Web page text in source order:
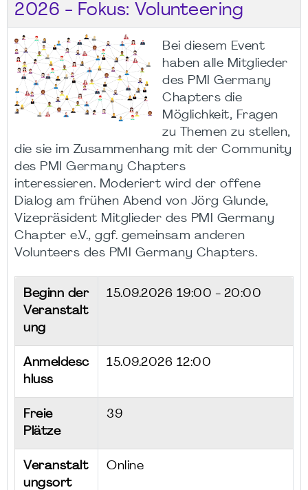
2026 - Fokus: Volunteering
Bei diesem Event
haben alle Mitglieder
des PMI Germany
Chapters die
Möglichkeit, Fragen
zu Themen zu stellen,
die sie im Zusammenhang mit der Community
des PMI Germany Chapters
interessieren. Moderiert wird der offene
Dialog am frühen Abend von Jörg Glunde,
Vizepräsident Mitglieder des PMI Germany
Chapter e.V., ggf. gemeinsam anderen
Volunteers des PMI Germany Chapters.
Beginn der
Veranstalt
ung
15.09.2026 19:00 - 20:00
Anmeldesc
hluss
15.09.2026 12:00
Freie
Plätze
39
Veranstalt
ungsort
Online